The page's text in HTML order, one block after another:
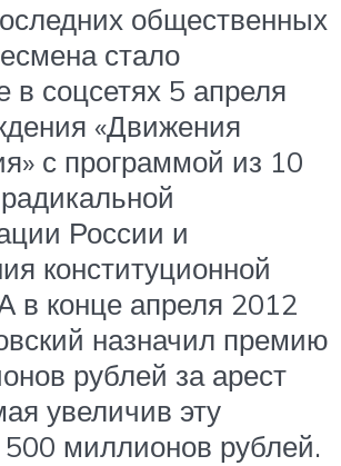
общественных
стало
в соцсетях 5 апреля
«Движения
с программой из 10
России и
конституционной
в конце апреля 2012
назначил премию
рублей за арест
увеличив эту
миллионов рублей.